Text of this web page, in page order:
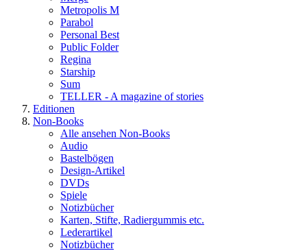
Metropolis M
Parabol
Personal Best
Public Folder
Regina
Starship
Sum
TELLER - A magazine of stories
Editionen
Non-Books
Alle ansehen Non-Books
Audio
Bastelbögen
Design-Artikel
DVDs
Spiele
Notizbücher
Karten, Stifte, Radiergummis etc.
Lederartikel
Notizbücher